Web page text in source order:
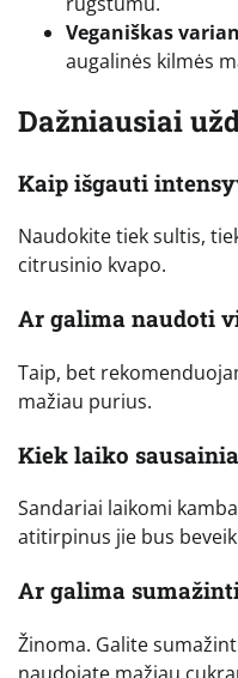
Veganiškas
augalinės kilmės
Dažniausiai
Kaip išgauti
Naudokite tiek sultis,
citrusinio kvapo.
Ar galima naudoti
Taip, bet
mažiau purius.
Kiek laiko
Sandariai laikomi
atitirpinus jie bus
Ar galima
Žinoma. Galite